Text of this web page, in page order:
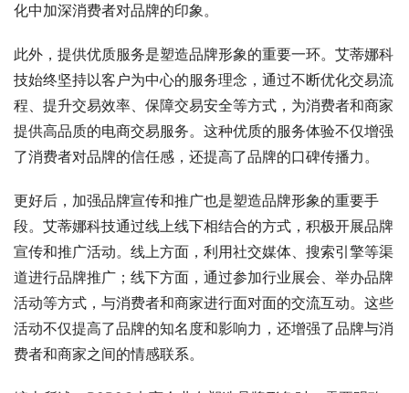
化中加深消费者对品牌的印象。
此外，提供优质服务是塑造品牌形象的重要一环。艾蒂娜科
技始终坚持以客户为中心的服务理念，通过不断优化交易流
程、提升交易效率、保障交易安全等方式，为消费者和商家
提供高品质的电商交易服务。这种优质的服务体验不仅增强
了消费者对品牌的信任感，还提高了品牌的口碑传播力。
更好后，加强品牌宣传和推广也是塑造品牌形象的重要手
段。艾蒂娜科技通过线上线下相结合的方式，积极开展品牌
宣传和推广活动。线上方面，利用社交媒体、搜索引擎等渠
道进行品牌推广；线下方面，通过参加行业展会、举办品牌
活动等方式，与消费者和商家进行面对面的交流互动。这些
活动不仅提高了品牌的知名度和影响力，还增强了品牌与消
费者和商家之间的情感联系。